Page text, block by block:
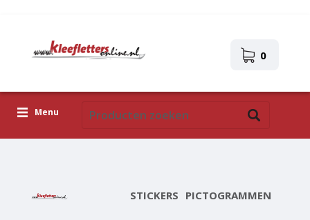
0
Menu
STICKERS PICTOGRAMMEN